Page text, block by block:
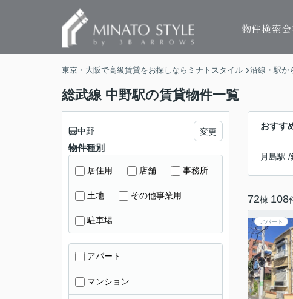
物件検索
東京・大阪で高級賃貸をお探しならミナトスタイル 沿線・駅か
総武線 中野駅の賃貸物件一覧
おすす
月島駅 /
72棟 108
アパート
中野 変更
物件種別
居住用 店舗 事務所
土地 その他事業用
駐車場
アパート
マンション